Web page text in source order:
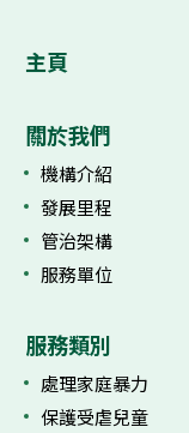
主頁
關於我們
機構介紹
發展里程
管治架構
服務單位
服務類別
處理家庭暴力
保護受虐兒童